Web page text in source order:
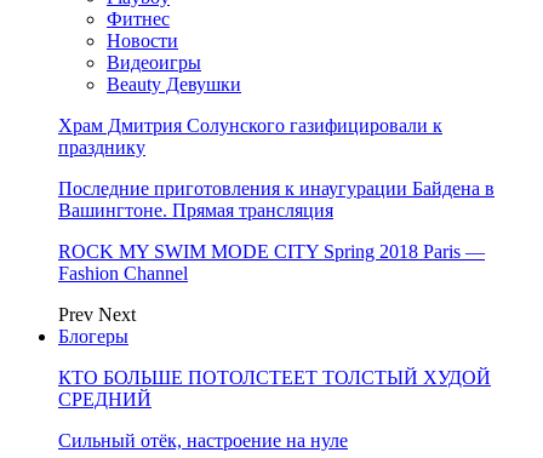
Фитнес
Новости
Видеоигры
Beauty Девушки
Храм Дмитрия Солунского газифицировали к
празднику
Последние приготовления к инаугурации Байдена в
Вашингтоне. Прямая трансляция
ROCK MY SWIM MODE CITY Spring 2018 Paris —
Fashion Channel
Prev Next
Блогеры
КТО БОЛЬШЕ ПОТОЛСТЕЕТ ТОЛСТЫЙ ХУДОЙ
СРЕДНИЙ
Сильный отёк, настроение на нуле